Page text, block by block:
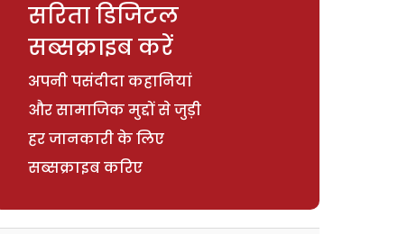
सरिता डिजिटल
सब्सक्राइब करें
अपनी पसंदीदा कहानियां
और सामाजिक मुद्दों से जुड़ी
हर जानकारी के लिए
सब्सक्राइब करिए